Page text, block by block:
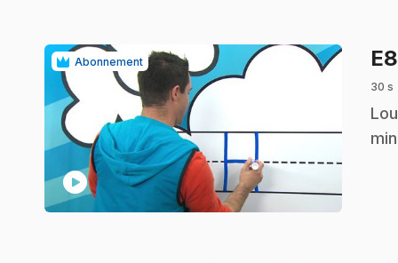
Abonnement
play_circle
E8
30 s
.